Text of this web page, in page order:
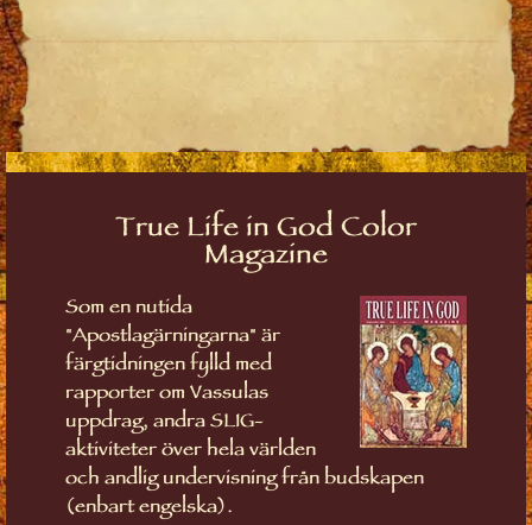
True Life in God Color
Magazine
Som en nutida
"Apostlagärningarna" är
färgtidningen fylld med
rapporter om Vassulas
uppdrag, andra SLIG-
aktiviteter över hela världen
och andlig undervisning från budskapen
(enbart engelska).